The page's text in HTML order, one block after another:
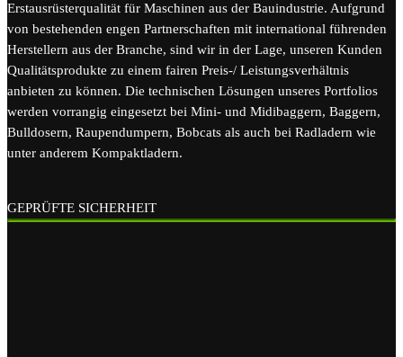
Erstausrüsterqualität für Maschinen aus der Bauindustrie. Aufgrund
von bestehenden engen Partnerschaften mit international führenden
Herstellern aus der Branche, sind wir in der Lage, unseren Kunden
Qualitätsprodukte zu einem fairen Preis-/ Leistungsverhältnis
anbieten zu können. Die technischen Lösungen unseres Portfolios
werden vorrangig eingesetzt bei Mini- und Midibaggern, Baggern,
Bulldosern, Raupendumpern, Bobcats als auch bei Radladern wie
unter anderem Kompaktladern.
GEPRÜFTE SICHERHEIT